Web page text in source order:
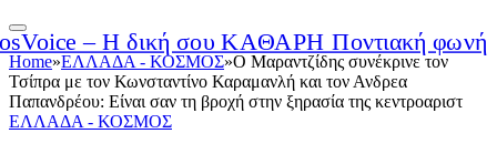
Home»ΕΛΛΑΔΑ - ΚΟΣΜΟΣ»Ο Μαραντζίδης συνέκρινε τον
Τσίπρα με τον Κωνσταντίνο Καραμανλή και τον Ανδρεα
Παπανδρέου: Είναι σαν τη βροχή στην ξηρασία της κεντροαριστ
ΕΛΛΑΔΑ - ΚΟΣΜΟΣ